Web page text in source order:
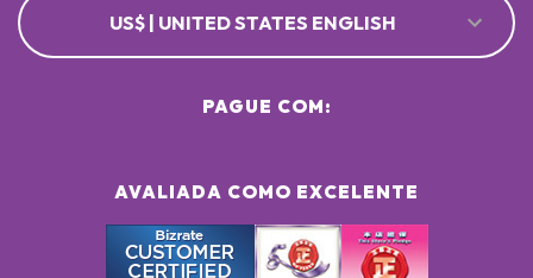
US$ | UNITED STATES ENGLISH
AVALIADA COMO EXCELENTE
PAGUE COM: